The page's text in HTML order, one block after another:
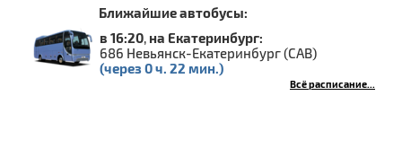
Ближайшие автобусы:
в 16:20, на Екатеринбург:
686 Невьянск-Екатеринбург (САВ)
(через 0 ч. 22 мин.)
Всё расписание...